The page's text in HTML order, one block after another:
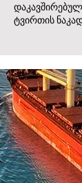
ტვირთის